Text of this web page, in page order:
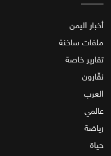
أخبار اليمن
ملفات ساخنة
تقارير خاصة
نقّارون
العرب
عالمي
رياضة
حياة